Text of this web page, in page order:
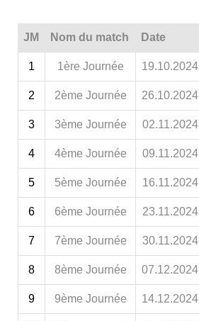
JM Nom du match Date
1 1ère Journée 19.10.2024
2 2ème Journée 26.10.2024
3 3ème Journée 02.11.2024
4 4ème Journée 09.11.2024
5 5ème Journée 16.11.2024
6 6ème Journée 23.11.2024
7 7ème Journée 30.11.2024
8 8ème Journée 07.12.2024
9 9ème Journée 14.12.2024